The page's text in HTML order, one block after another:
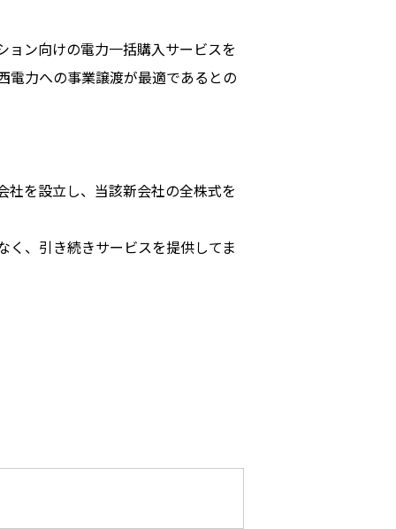
ン向けの電力一括購入サービスを
電力への事業譲渡が最適であるとの
を設立し、当該新会社の全株式を
、引き続きサービスを提供してま